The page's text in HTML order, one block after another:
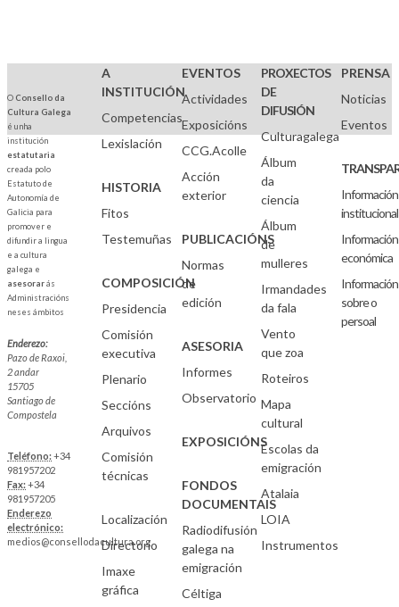
O Consello da
Cultura Galega
é unha
institución
estatutaria
creada polo
Estatuto de
Autonomía de
Galicia para
promover e
difundir a lingua
e a cultura
galega e
asesorarás
Administracións
neses ámbitos
Enderezo:
Pazo de Raxoi,
2 andar
15705
Santiago de
Compostela
Teléfono:+34
981957202
Fax:+34
981957205
Enderezo
electrónico:
medios@consellodacultura.org
A
INSTITUCIÓN
Competencias
Lexislación
HISTORIA
Fitos
Testemuñas
COMPOSICIÓN
Presidencia
Comisión
executiva
Plenario
Seccións
Arquivos
Comisión
técnicas
Localización
Directorio
Imaxe
gráfica
EVENTOS
Actividades
Exposicións
CCG.Acolle
Acción
exterior
PUBLICACIÓNS
Normas
de
edición
ASESORIA
Informes
Observatorio
EXPOSICIÓNS
FONDOS
DOCUMENTAIS
Radiodifusión
galega na
emigración
Céltiga
PROXECTOS
DE
DIFUSIÓN
Culturagalega
Álbum
da
ciencia
Álbum
de
mulleres
Irmandades
da fala
Vento
que zoa
Roteiros
Mapa
cultural
Escolas da
emigración
Atalaia
LOIA
Instrumentos
PRENSA
Noticias
Eventos
Información
institucional
Información
económica
Información
sobre o
persoal